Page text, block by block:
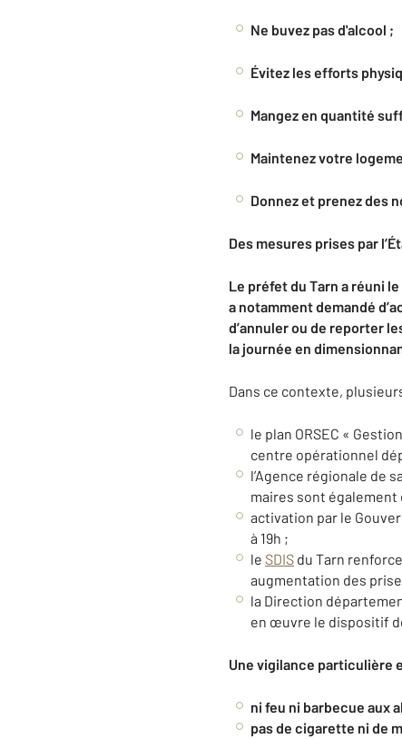
Ne buvez pas d'alcool ;
Évitez les efforts
Mangez en quantité
Maintenez votre
Donnez et prenez des
Des mesures prises par
Le préfet du Tarn a réuni
a notamment demandé
d’annulerou de reporter
la journée en
Dans ce contexte,
le plan ORSEC «
centre opérationnel
l’Agence régionale de
maires sont
activation par le
à 19h ;
le SDIS du Tarn
augmentation des
la Direction
en œuvre le dispositif
Une vigilance particulière
ni feu ni barbecue aux
pas de cigarette ni de